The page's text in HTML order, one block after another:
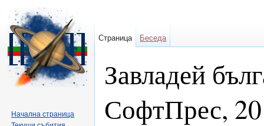
Завладей
СофтПрес,
Страница Беседа
Начална страница